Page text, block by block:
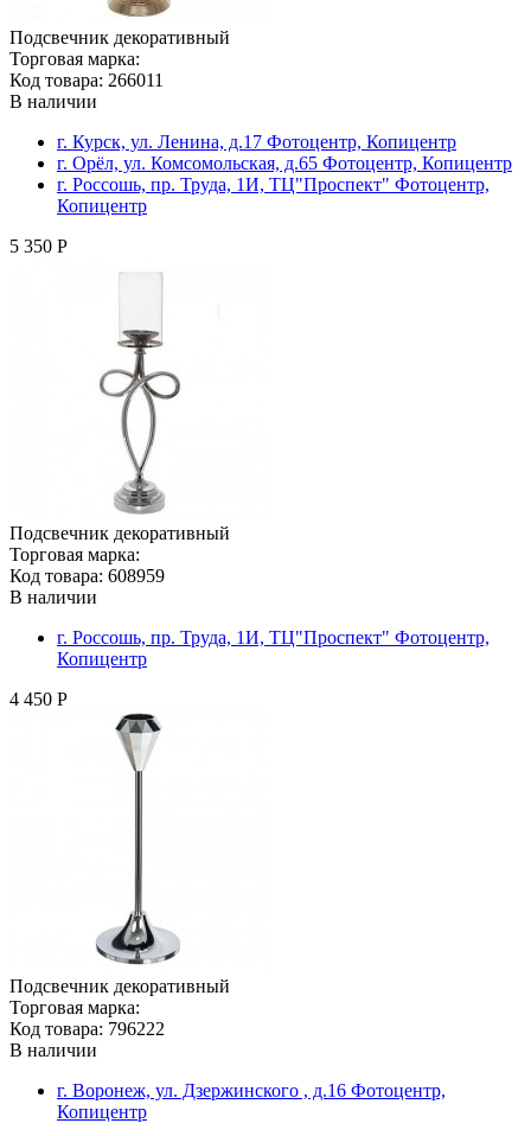
Подсвечник декоративный
Торговая марка:
Код товара: 266011
В наличии
г. Курск, ул. Ленина, д.17 Фотоцентр, Копицентр
г. Орёл, ул. Комсомольская, д.65 Фотоцентр, Копицентр
г. Россошь, пр. Труда, 1И, ТЦ"Проспект" Фотоцентр,
Копицентр
5 350 Р
Подсвечник декоративный
Торговая марка:
Код товара: 608959
В наличии
г. Россошь, пр. Труда, 1И, ТЦ"Проспект" Фотоцентр,
Копицентр
4 450 Р
Подсвечник декоративный
Торговая марка:
Код товара: 796222
В наличии
г. Воронеж, ул. Дзержинского , д.16 Фотоцентр,
Копицентр